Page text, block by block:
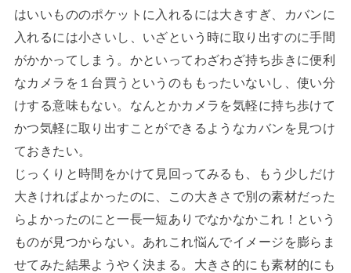
はいいもののポケットに入れるには大きすぎ、カバンに
入れるには小さいし、いざという時に取り出すのに手間
がかかってしまう。かといってわざわざ持ち歩きに便利
なカメラを１台買うというのももったいないし、使い分
けする意味もない。なんとかカメラを気軽に持ち歩けて
かつ気軽に取り出すことができるようなカバンを見つけ
ておきたい。
じっくりと時間をかけて見回ってみるも、もう少しだけ
大きければよかったのに、この大きさで別の素材だった
らよかったのにと一長一短ありでなかなかこれ！という
ものが見つからない。あれこれ悩んでイメージを膨らま
せてみた結果ようやく決まる。大きさ的にも素材的にも